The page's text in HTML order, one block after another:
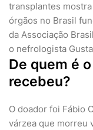
transplantes
órgãos no Brasil
da Associação
o nefrologista
De quem é
recebeu?
O doador foi Fábio
várzea que morreu